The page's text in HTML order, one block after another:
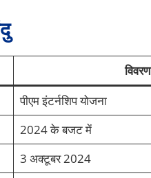
विवरण
पीएम इंटर्नशिप योजना
2024 के बजट में
3 अक्टूबर 2024